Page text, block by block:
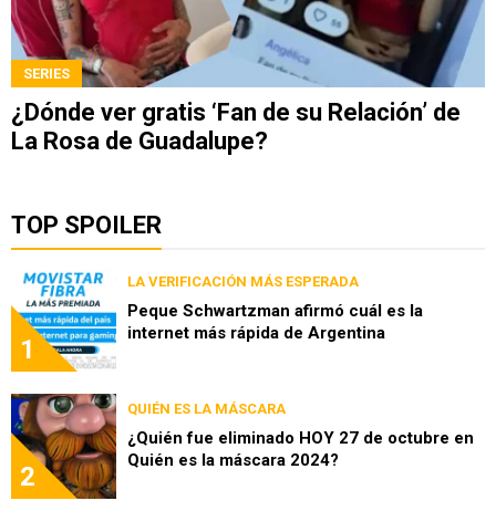
SERIES
¿Dónde ver gratis ‘Fan de su Relación’ de
La Rosa de Guadalupe?
TOP SPOILER
1
LA VERIFICACIÓN MÁS ESPERADA
Peque Schwartzman afirmó cuál es la
internet más rápida de Argentina
2
QUIÉN ES LA MÁSCARA
¿Quién fue eliminado HOY 27 de octubre en
Quién es la máscara 2024?